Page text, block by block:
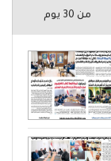
من 30 يوم